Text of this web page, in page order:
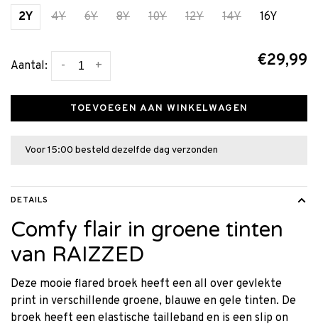
2Y 4Y 6Y 8Y 10Y 12Y 14Y 16Y
Aantal: +
- €29,99
TOEVOEGEN AAN WINKELWAGEN
Voor 15:00 besteld dezelfde dag verzonden
DETAILS
Comfy flair in groene tinten
van RAIZZED
Deze mooie flared broek heeft een all over gevlekte
print in verschillende groene, blauwe en gele tinten. De
broek heeft een elastische tailleband en is een slip on